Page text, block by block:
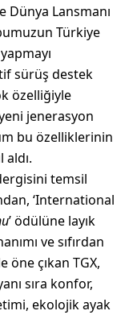
Dünya Lansmanı
Türkiye
sürüş destek
özelliğiyle
jenerasyon
bu özelliklerinin
temsil
‘International
’ ödülüne layık
ve sıfırdan
çıkan TGX,
sıra konfor,
ekolojik ayak